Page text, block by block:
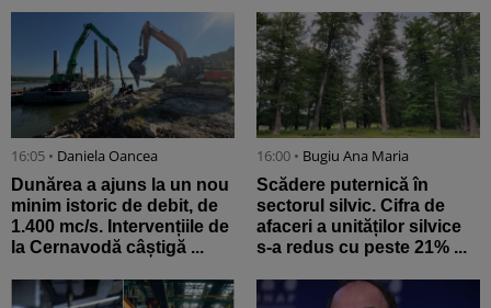
16:05 • Daniela Oancea
Dunărea a ajuns la un nou
minim istoric de debit, de
1.400 mc/s. Intervențiile de
la Cernavodă câștigă ...
16:00 • Bugiu ⁠Ana Maria
Scădere puternică în
sectorul silvic. Cifra de
afaceri a unităților silvice
s-a redus cu peste 21% ...